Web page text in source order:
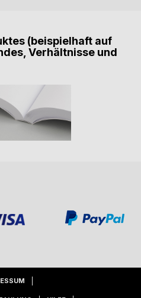
(beispielhaft auf
Verhältnisse und